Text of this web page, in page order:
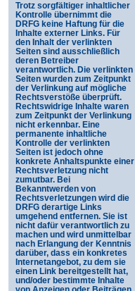
Trotz sorgfältiger inhaltlicher
Kontrolle übernimmt die
DRFG keine Haftung für die
Inhalte externer Links. Für
den Inhalt der verlinkten
Seiten sind ausschließlich
deren Betreiber
verantwortlich. Die verlinkten
Seiten wurden zum Zeitpunkt
der Verlinkung auf mögliche
Rechtsverstöße überprüft.
Rechtswidrige Inhalte waren
zum Zeitpunkt der Verlinkung
nicht erkennbar. Eine
permanente inhaltliche
Kontrolle der verlinkten
Seiten ist jedoch ohne
konkrete Anhaltspunkte einer
Rechtsverletzung nicht
zumutbar. Bei
Bekanntwerden von
Rechtsverletzungen wird die
DRFG derartige Links
umgehend entfernen. Sie ist
nicht dafür verantwortlich zu
machen und wird unmittelbar
nach Erlangung der Kenntnis
darüber, dass ein konkretes
Internetangebot, zu dem sie
einen Link bereitgestellt hat,
und/oder bestimmte Inhalte